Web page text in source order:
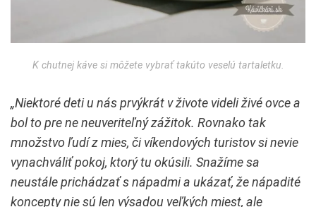
K chutnej káve si môžete vybrať takúto veselú tartaletku.
„Niektoré deti u nás prvýkrát v živote videli živé ovce a
bol to pre ne neuveriteľný zážitok. Rovnako tak
množstvo ľudí z mies, či víkendových turistov si nevie
vynachváliť pokoj, ktorý tu okúsili. Snažíme sa
neustále prichádzať s nápadmi a ukázať, že nápadité
koncepty nie sú len výsadou veľkých miest, ale